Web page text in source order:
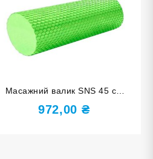
Масажний валик SNS 45 см
салатовий EVAYJ-45-СА
972,00 ₴